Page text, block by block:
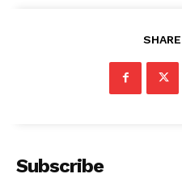
Subscribe